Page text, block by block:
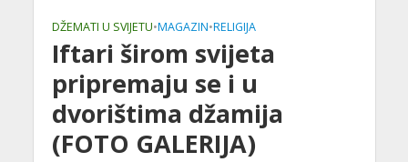
DŽEMATI U SVIJETU•MAGAZIN•RELIGIJA
Iftari širom svijeta
pripremaju se i u
dvorištima džamija
(FOTO GALERIJA)